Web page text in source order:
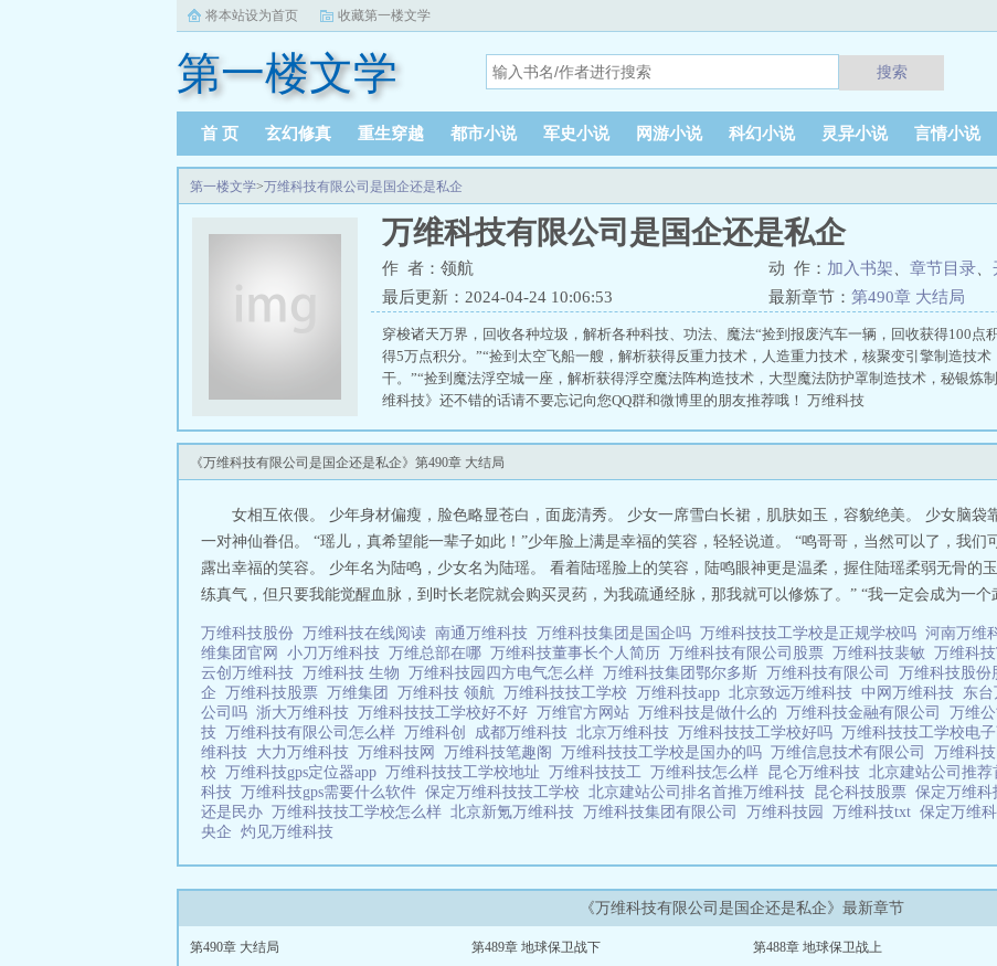
将本站设为首页 收藏第一楼文学
第一楼文学 搜索
首 页 玄幻修真 重生穿越 都市小说 军史小说 网游小说 科幻小说 灵异小说 言情小说
第一楼文学>万维科技有限公司是国企还是私企
万维科技有限公司是国企还是私企
作 者：领航 动 作： 加入书架 章节目录
最后更新：2024-04-24 10:06:53
最新章节： 第490章 大结局
穿梭诸天万界，回收各种垃圾，解析各种科技、功法、魔法“捡到报废汽车一辆，回收获得100点
得5万点积分。”“捡到太空飞船一艘，解析获得反重力技术，人造重力技术，核聚变引擎制造技
干。”“捡到魔法浮空城一座，解析获得浮空魔法阵构造技术，大型魔法防护罩制造技术，秘银
维科技》还不错的话请不要忘记向您QQ群和微博里的朋友推荐哦！ 万维科技
《万维科技有限公司是国企还是私企》第490章 大结局
女相互依偎。 少年身材偏瘦，脸色略显苍白，面庞清秀。 少女一席雪白长裙，肌肤如玉，容貌绝美。 少女脑袋
一对神仙眷侣。 “瑶儿，真希望能一辈子如此！”少年脸上满是幸福的笑容，轻轻说道。 “鸣哥哥，当然可以了，我们
露出幸福的笑容。 少年名为陆鸣，少女名为陆瑶。 看着陆瑶脸上的笑容，陆鸣眼神更是温柔，握住陆瑶柔弱无骨的
练真气，但只要我能觉醒血脉，到时长老院就会购买灵药，为我疏通经脉，那我就可以修炼了。” “我一定会成为一
万维科技股份 万维科技在线阅读 南通万维科技 万维科技集团是国企吗 万维科技技工学校是正规学校吗 河南万维
维集团官网 小刀万维科技 万维总部在哪 万维科技董事长个人简历 万维科技有限公司股票 万维科技裴敏 万维科
云创万维科技 万维科技 生物 万维科技园四方电气怎么样 万维科技集团鄂尔多斯 万维科技有限公司 万维科技股份
企 万维科技股票 万维集团 万维科技 领航 万维科技技工学校 万维科技app 北京致远万维科技 中网万维科技 东
公司吗 浙大万维科技 万维科技技工学校好不好 万维官方网站 万维科技是做什么的 万维科技金融有限公司 万维
技 万维科技有限公司怎么样 万维科创 成都万维科技 北京万维科技 万维科技技工学校好吗 万维科技技工学校电
维科技 大力万维科技 万维科技网 万维科技笔趣阁 万维科技技工学校是国办的吗 万维信息技术有限公司 万维科
校 万维科技gps定位器app 万维科技技工学校地址 万维科技技工 万维科技怎么样 昆仑万维科技 北京建站公司推
科技 万维科技gps需要什么软件 保定万维科技技工学校 北京建站公司排名首推万维科技 昆仑科技股票 保定万维科
还是民办 万维科技技工学校怎么样 北京新氪万维科技 万维科技集团有限公司 万维科技园 万维科技txt 保定万维
央企 灼见万维科技
《万维科技有限公司是国企还是私企》最新章节
第490章 大结局 第489章 地球保卫战下 第488章 地球保卫战上